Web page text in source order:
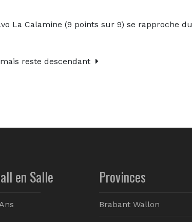
La Calamine (9 points sur 9) se rapproche du
reste descendant
en Salle Provinces
Brabant Wallon